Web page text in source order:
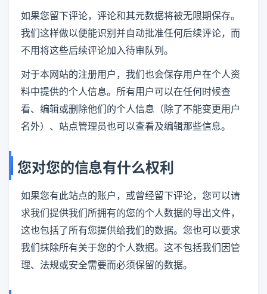
如果您留下评论，评论和其元数据将被无限期保存。
我们这样做以便能识别并自动批准任何后续评论，而
不用将这些后续评论加入待审队列。
对于本网站的注册用户，我们也会保存用户在个人资
料中提供的个人信息。所有用户可以在任何时候查
看、编辑或删除他们的个人信息（除了不能变更用户
名外）、站点管理员也可以查看及编辑那些信息。
您对您的信息有什么权利
如果您有此站点的账户，或曾经留下评论，您可以请
求我们提供我们所拥有的您的个人数据的导出文件，
这也包括了所有您提供给我们的数据。您也可以要求
我们抹除所有关于您的个人数据。这不包括我们因管
理、法规或安全需要而必须保留的数据。